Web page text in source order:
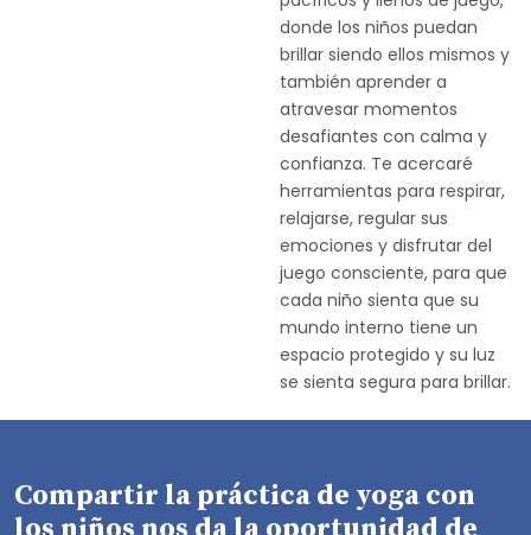
donde los niños puedan
brillar siendo ellos mismos y
también aprender a
atravesar momentos
desafiantes con calma y
confianza. Te acercaré
herramientas para respirar,
relajarse, regular sus
emociones y disfrutar del
juego consciente, para que
cada niño sienta que su
mundo interno tiene un
espacio protegido y su luz
se sienta segura para brillar.
Compartir la práctica de yoga con